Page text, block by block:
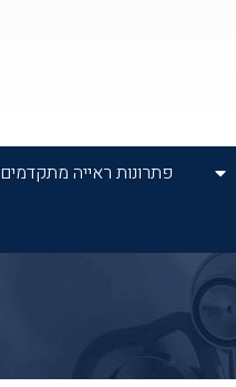
פתרונות ראייה מתקדמים